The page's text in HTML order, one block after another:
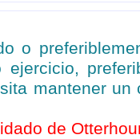
o
ejercicio,
mantener
de